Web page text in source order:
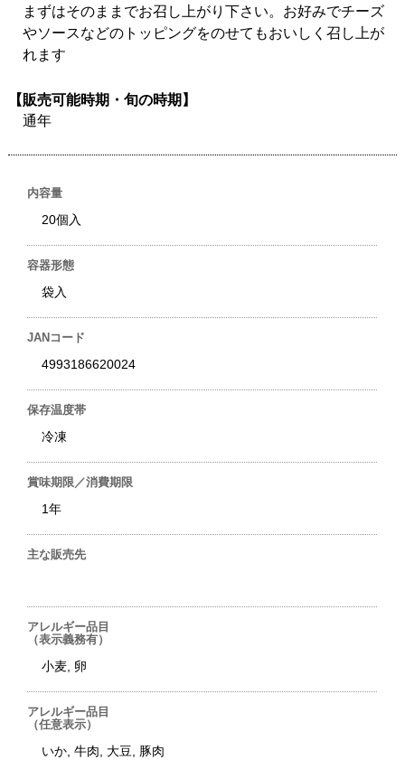
まずはそのままでお召し上がり下さい。お好みでチーズ
やソースなどのトッピングをのせてもおいしく召し上が
れます
【販売可能時期・旬の時期】
通年
内容量
20個入
容器形態
袋入
JANコード
4993186620024
保存温度帯
冷凍
賞味期限／消費期限
1年
主な販売先
アレルギー品目
（表示義務有）
小麦, 卵
アレルギー品目
（任意表示）
いか, 牛肉, 大豆, 豚肉